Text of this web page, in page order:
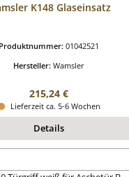
K148 Glaseinsatz
Produktnummer: 01042521
Hersteller: Wamsler
Regulärer Preis:
215,24 €
Lieferzeit ca. 5-6 Wochen
Details